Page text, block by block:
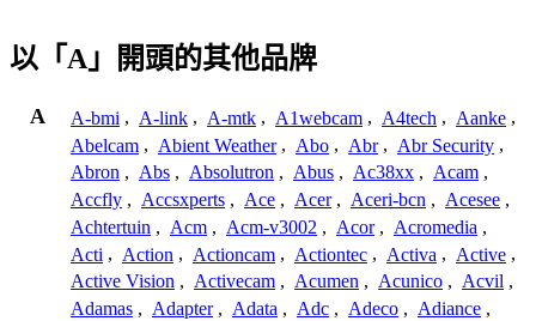
以「A」開頭的其他品牌
A A-bmi , A-link , A-mtk , A1webcam , A4tech , Aanke ,
Abelcam , Abient Weather , Abo , Abr , Abr Security ,
Abron , Abs , Absolutron , Abus , Ac38xx , Acam ,
Accfly , Accsxperts , Ace , Acer , Aceri-bcn , Acesee ,
Achtertuin , Acm , Acm-v3002 , Acor , Acromedia ,
Acti , Action , Actioncam , Actiontec , Activa , Active ,
Active Vision , Activecam , Acumen , Acunico , Acvil ,
Adamas , Adapter , Adata , Adc , Adeco , Adiance ,